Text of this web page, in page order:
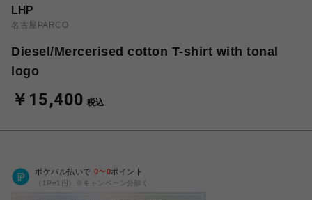
LHP
名古屋PARCO
Diesel/Mercerised cotton T-shirt with tonal
logo
￥15,400 税込
ポケパル払いで 0〜0ポイント
（1P=1円）※キャンペーン分除く